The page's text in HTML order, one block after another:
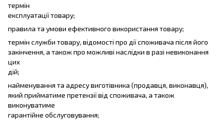
термін
експлуатації товару;
правила та умови ефективного використання товару;
термін служби товару, відомості про дії споживача після його
закінчення, а також про можливі наслідки в разі невиконання
цих
дій;
найменування та адресу виготівника (продавця, виконавця),
який прийматиме претензії від споживача, а також
виконуватиме
гарантійне обслуговування;